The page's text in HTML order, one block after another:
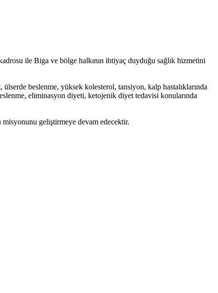
ile Biga ve bölge halkının ihtiyaç duyduğu sağlık hizmetini
beslenme, yüksek kolesterol, tansiyon, kalp hastalıklarında
eliminasyon diyeti, ketojenik diyet tedavisi konularında
misyonunu geliştirmeye devam edecektir.